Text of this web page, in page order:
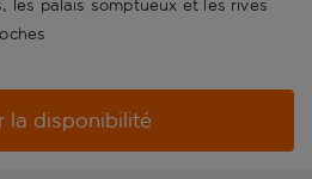
les palais somptueux et les rives
la disponibilité